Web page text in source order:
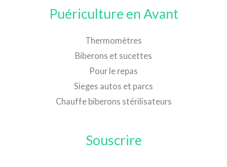
Puériculture en Avant
Thermomètres
Biberons et sucettes
Pour le repas
Sieges autos et parcs
Chauffe biberons stérilisateurs
Souscrire